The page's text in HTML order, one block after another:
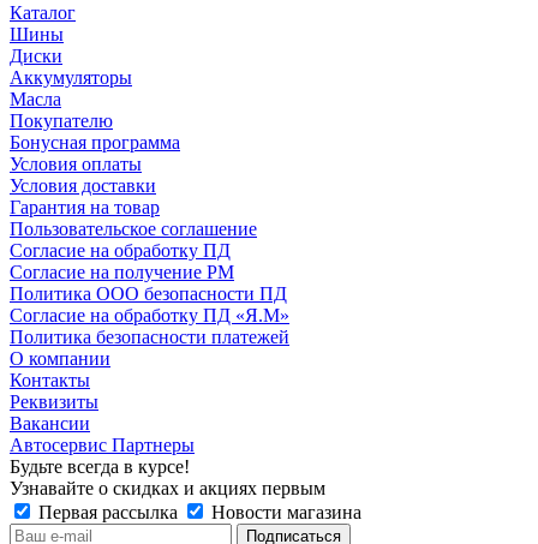
Каталог
Шины
Диски
Аккумуляторы
Масла
Покупателю
Бонусная программа
Условия оплаты
Условия доставки
Гарантия на товар
Пользовательское соглашение
Согласие на обработку ПД
Согласие на получение РМ
Политика ООО безопасности ПД
Согласие на обработку ПД «Я.М»
Политика безопасности платежей
О компании
Контакты
Реквизиты
Вакансии
Автосервис Партнеры
Будьте всегда в курсе!
Узнавайте о скидках и акциях первым
Первая рассылка
Новости магазина